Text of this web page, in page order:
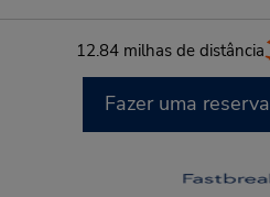
12.84 milhas de distância
Fazer uma reserva